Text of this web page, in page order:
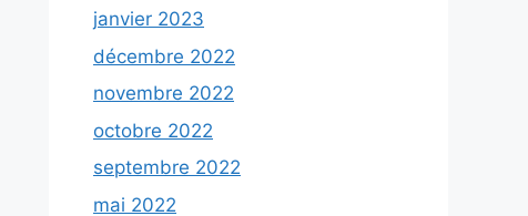
janvier 2023
décembre 2022
novembre 2022
octobre 2022
septembre 2022
mai 2022